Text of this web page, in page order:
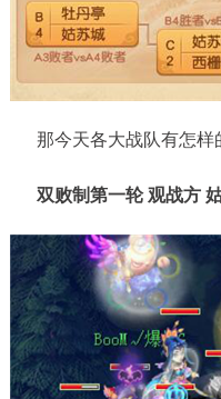
那今天各大战队有怎样
双败制第一轮 观战方